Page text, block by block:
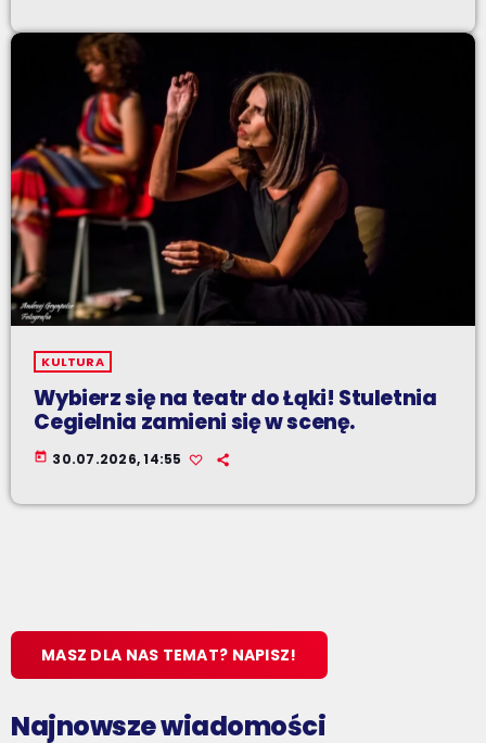
KULTURA
Wybierz się na teatr do Łąki! Stuletnia
Cegielnia zamieni się w scenę.
today 30.07.2026, 14:55
MASZ DLA NAS TEMAT? NAPISZ!
Najnowsze wiadomości